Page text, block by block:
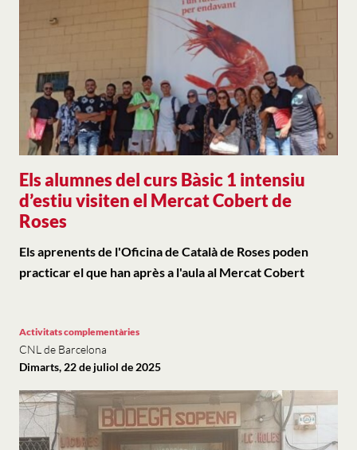
Els alumnes del curs Bàsic 1 intensiu
d’estiu visiten el Mercat Cobert de
Roses
Els aprenents de l'Oficina de Català de Roses poden
practicar el que han après a l'aula al Mercat Cobert
Activitats complementàries
CNL de Barcelona
Dimarts, 22 de juliol de 2025